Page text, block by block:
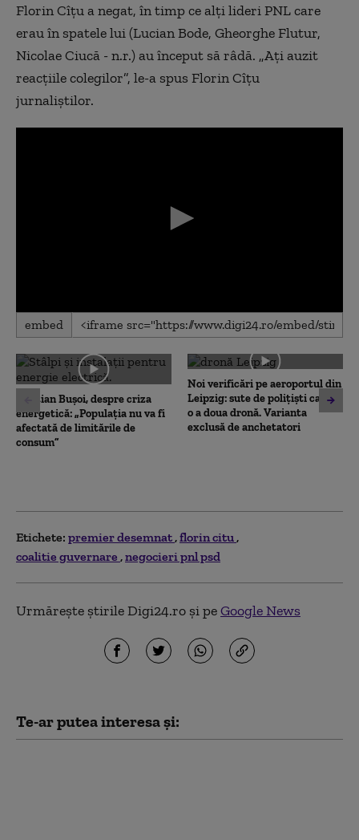
Florin Cîțu a negat, în timp ce alți lideri PNL care
erau în spatele lui (Lucian Bode, Gheorghe Flutur,
Nicolae Ciucă - n.r.) au început să râdă. „Ați auzit
reacțiile colegilor”, le-a spus Florin Cîțu
jurnaliștilor.
0
seconds
0
seconds
embed
Cristian Bușoi, despre criza
energetică: „Populația nu va fi
afectată de limitările de
consum”
Noi verificări pe aeroportul din
Leipzig: sute de polițiști caută
o a doua dronă. Varianta
exclusă de anchetatori
Etichete: premier desemnat florin citu
coalitie guvernare negocieri pnl psd
Urmărește știrile Digi24.ro și peGoogle News
Te-ar putea interesa și: